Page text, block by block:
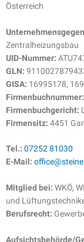
Österreich
Zentralheizungsbau
UID-Nummer:
GLN:
GISA: 16995178,
Firmenbuchnummer:
Firmenbuchgericht:
Firmensitz: 4451
Tel.: 07252 81030
E-Mail:
Mitglied bei: WKÖ,
und
Berufsrecht:
Aufsichtsbehörde/